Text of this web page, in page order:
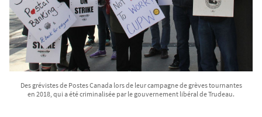
Des grévistes de Postes Canada lors de leur campagne de grèves tournantes
en 2018, qui a été criminalisée par le gouvernement libéral de Trudeau.